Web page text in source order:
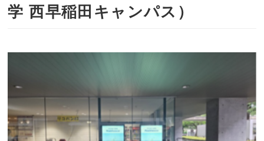
学 西早稲田キャンパス）